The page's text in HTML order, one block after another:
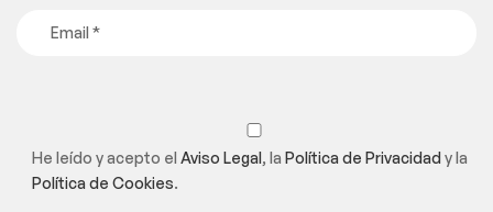
He leído y acepto el Aviso Legal, la Política de Privacidady la
Política de Cookies.